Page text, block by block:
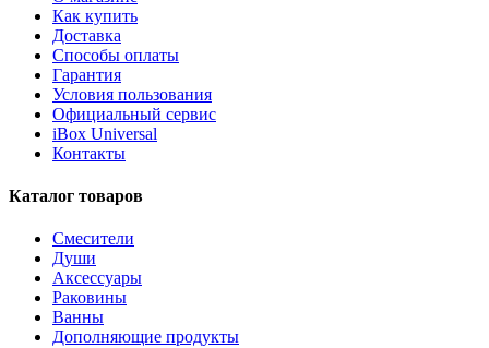
Как купить
Доставка
Способы оплаты
Гарантия
Условия пользования
Официальный сервис
iBox Universal
Контакты
Каталог товаров
Смесители
Души
Аксессуары
Раковины
Ванны
Дополняющие продукты